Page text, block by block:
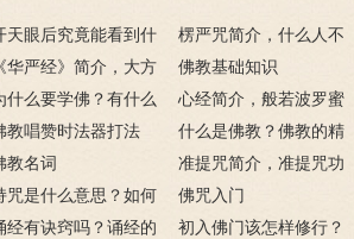
天眼后究竟能看到什
？
楞严咒简介，什么人不
能念楞严咒？
《华严经》简介，大方
佛华严经讲什么？
佛教基础知识
什么要学佛？有什么
呢？
心经简介，般若波罗蜜
多心经内容介绍
教唱赞时法器打法
什么是佛教？佛教的精
髓是什么？佛的定义
呢？
教名词
准提咒简介，准提咒功
德及妙用
咒是什么意思？如何
咒？
佛咒入门
经有诀窍吗？诵经的
初入佛门该怎样修行？